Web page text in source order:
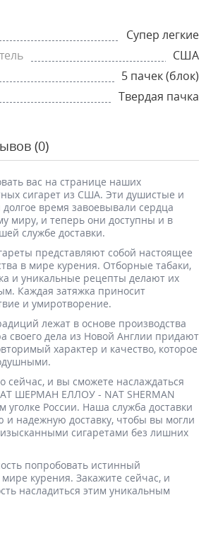
Супер легкие
США
5 пачек (блок)
Твердая пачка
(0)
вас на странице наших
сигарет из США. Эти душистые и
время завоевывали сердца
миру, и теперь они доступны и в
службе доставки.
представляют собой настоящее
в мире курения. Отборные табаки,
и уникальные рецепты делают их
Каждая затяжка приносит
и умиротворение.
лежат в основе производства
своего дела из Новой Англии придают
характер и качество, которое
сейчас, и вы сможете наслаждаться
ШЕРМАН ЕЛЛОУ - NAT SHERMAN
уголке России. Наша служба доставки
и надежную доставку, чтобы вы могли
сигаретами без лишних
попробовать истинный
курения. Закажите сейчас, и
насладиться этим уникальным